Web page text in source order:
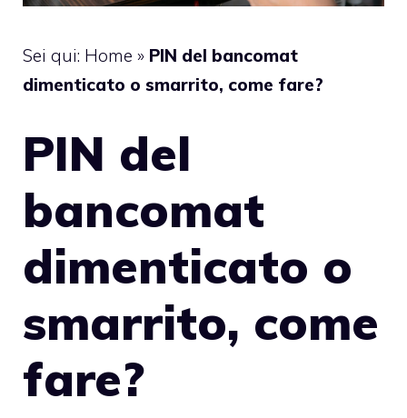
Sei qui: Home » PIN del bancomat
dimenticato o smarrito, come fare?
PIN del
bancomat
dimenticato o
smarrito, come
fare?